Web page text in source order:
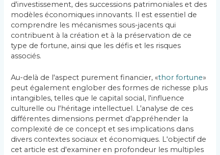
d'investissement, des successions patrimoniales et des
modèles économiques innovants. Il est essentiel de
comprendre les mécanismes sous-jacents qui
contribuent à la création et à la préservation de ce
type de fortune, ainsi que les défis et les risques
associés.
Au-delà de l'aspect purement financier, «thor fortune»
peut également englober des formes de richesse plus
intangibles, telles que le capital social, l'influence
culturelle ou l'héritage intellectuel. L’analyse de ces
différentes dimensions permet d’appréhender la
complexité de ce concept et ses implications dans
divers contextes sociaux et économiques. L'objectif de
cet article est d'examiner en profondeur les multiples